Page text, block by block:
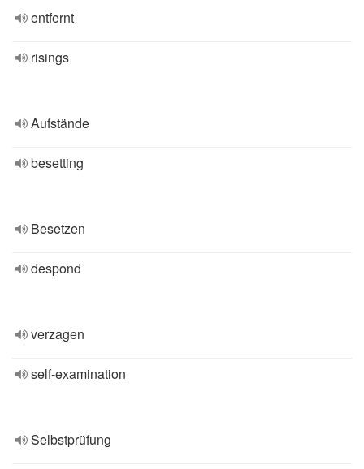
entfernt
risings
Aufstände
besetting
Besetzen
despond
verzagen
self-examination
Selbstprüfung